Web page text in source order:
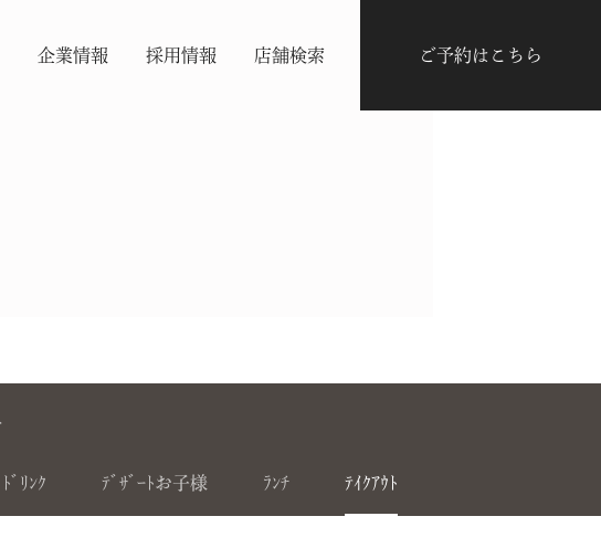
企業情報 採用情報 店舗検索 ご予約はこちら
ﾄﾞﾘﾝｸ ﾃﾞｻﾞｰﾄお子様 ﾗﾝﾁ ﾃｲｸｱｳﾄ